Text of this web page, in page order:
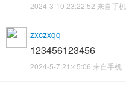
2024-3-10 23:22:52 来自手机
zxczxqq
123456123456
2024-5-7 21:45:06 来自手机